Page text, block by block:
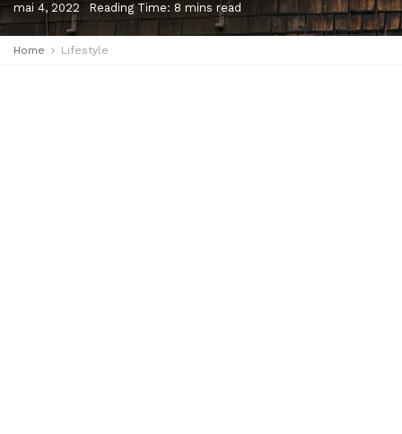
mai 4, 2022 Reading Time: 8 mins read
Home Lifestyle